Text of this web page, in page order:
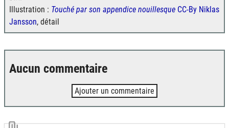
Illustration : Touché par son appendice nouillesque CC-By Niklas
Jansson, détail
Aucun commentaire
Ajouter un commentaire